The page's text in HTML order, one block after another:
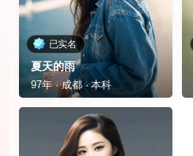
已实名
夏天的雨
97年 · 成都 · 本科